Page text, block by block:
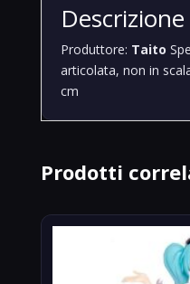
quantità
Descrizione
Produttore: Taito
articolata, non in
cm
Prodotti